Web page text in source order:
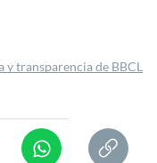
y transparencia de BBCL